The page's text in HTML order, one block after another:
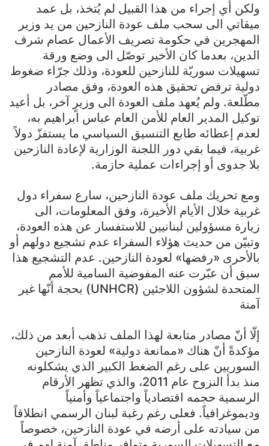
ولكن أي إجراء من هذا القبيل لم يُتخذ، بل عمد
ميقاتي الى سحب ملف عودة النازحين من يد وزير
المهجرين في حكومة تصريف الأعمال عصام شرف
الدين، بعدما كان الأخير توصّل الى وضع ورقة
تسهيلات سوريّة للنازحين للعودة، وذلك جرّاء ضغوط
دولية ترفض تحقيق هذه العودة، وفق مصادر
مطّلعة. ولم يُعهد ملف العودة الى وزيرٍ آخر، بل أعيد
توكيل المدير العام للأمن العام عباس ابراهيم به،
لعدم إعطائه طابع التنسيق السياسي ما يستفزّ دولاً
غربية، فيما بقي دور اللجنة الوزارية لإعادة النازحين
بلا جدوى أو إجراءات عملية حازمة.
ومع تحريك ملف عودة النازحين، سارع سفراء دول
غربية خلال الأيام الأخيرة، وفق المعلومات، الى
زيارة مسؤولين لبنانيين للاستفسار عن هذه العودة،
وتبيّن من حديث هؤلاء السفراء عدم تشجيع دولهم أو
بالأحرى «رفضها» لعودة النازحين. عدم التشجيع هذا
سبق أن عبّرت عنه المفوضية السامية للأمم
المتحدة لشؤون اللاجئين (UNHCR) بحجة أنّها غير
آمنة
إلّا أنّ مصادر متابعة لهذا الملف تذهب أبعد من ذلك،
مؤكدةً أنّ هناك «ممانعة دولية» لعودة النازحين
السوريين على رغم الضغط الكبير الذي يشكلونه
منذ بدأ النزوح عام 2011، والذي تظهر الأرقام
الرسمية حجمه اقتصادياً واجتماعياً وأمنياً
وديموغرافياً. فعلى رغم رغبة لبنان الرسمي انطلاقاً
من سيادته على أرضه في عودة النازحين، خصوصاً